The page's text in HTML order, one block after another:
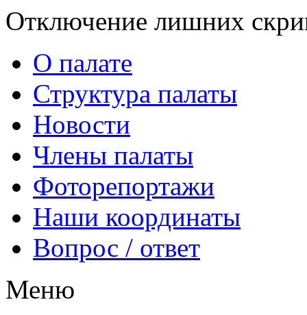
Отключение лишних
О палате
Структура палаты
Новости
Члены палаты
Фоторепортажи
Наши координаты
Вопрос / ответ
Меню